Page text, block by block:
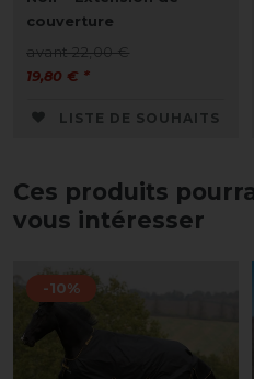
couverture
avant 22,00 €
19,80 € *
LISTE DE SOUHAITS
Ces produits
vous intéresser
-10%